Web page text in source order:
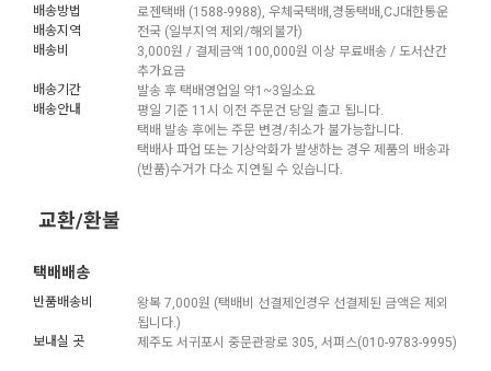
배송방법
로젠택배 (1588-9988), 우체국택배,경동택배,CJ대한통운
배송지역
전국 (일부지역 제외/해외불가)
배송비
3,000원 / 결제금액 100,000원 이상 무료배송 / 도서산간
추가요금
배송기간
발송 후 택배영업일 약1~3일소요
배송안내
평일 기준 11시 이전 주문건 당일 출고 됩니다.
택배 발송 후에는 주문 변경/취소가 불가능합니다.
택배사 파업 또는 기상악화가 발생하는 경우 제품의 배송과
(반품)수거가 다소 지연될 수 있습니다.
교환/환불
택배배송
반품배송비
왕복 7,000원 (택배비 선결제인경우 선결제된 금액은 제외
됩니다.)
보내실 곳
제주도 서귀포시 중문관광로 305, 서퍼스(010-9783-9995)